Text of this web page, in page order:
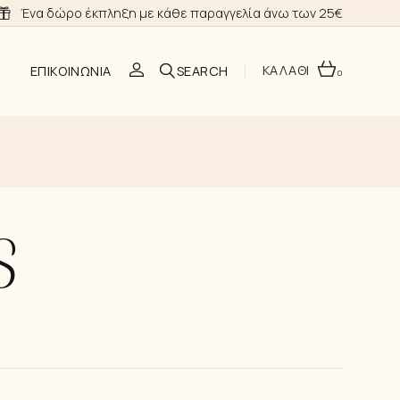
Ένα δώρο έκπληξη με κάθε παραγγελία άνω των 25€
ΕΠΙΚΟΙΝΩΝΊΑ ΚΑΛΑΘΙ 0